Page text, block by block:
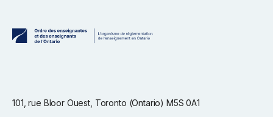
101, rue Bloor Ouest, Toronto (Ontario) M5S 0A1